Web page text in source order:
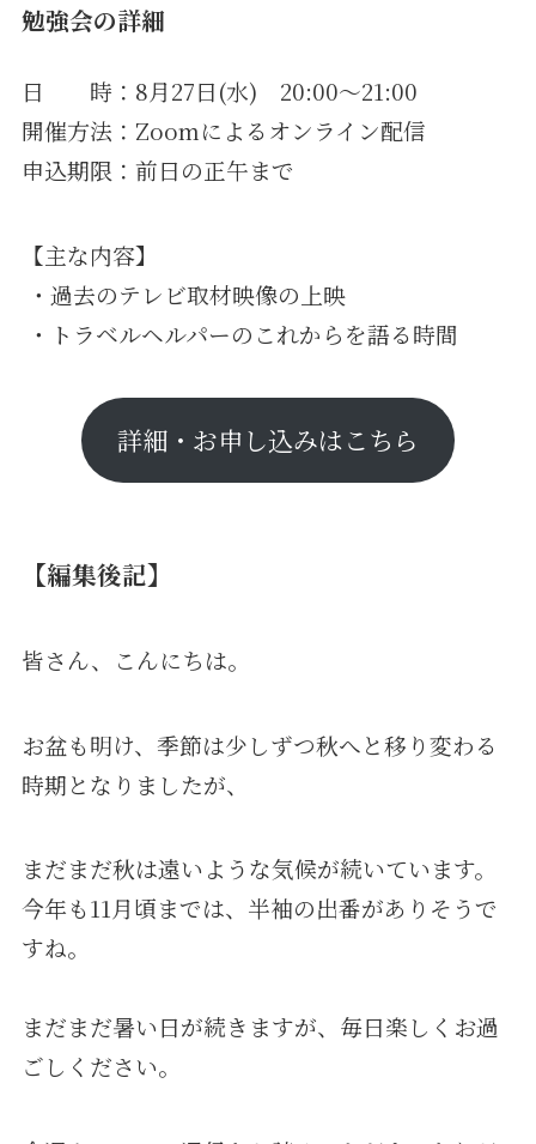
勉強会の詳細
日 時：8月27日(水) 20:00～21:00
開催方法：Zoomによるオンライン配信
申込期限：前日の正午まで
【主な内容】
・過去のテレビ取材映像の上映
・トラベルヘルパーのこれからを語る時間
詳細・お申し込みはこちら
【編集後記】
皆さん、こんにちは。
お盆も明け、季節は少しずつ秋へと移り変わる
時期となりましたが、
まだまだ秋は遠いような気候が続いています。
今年も11月頃までは、半袖の出番がありそうで
すね。
まだまだ暑い日が続きますが、毎日楽しくお過
ごしください。